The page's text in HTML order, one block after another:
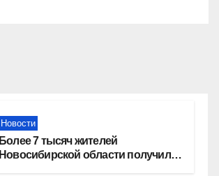
Новости
Более 7 тысяч жителей
Новосибирской области получили